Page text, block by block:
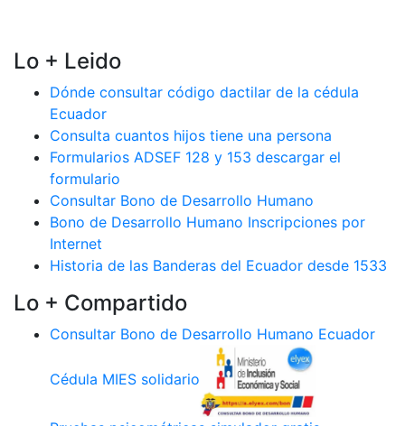
Lo + Leido
Dónde consultar código dactilar de la cédula
Ecuador
Consulta cuantos hijos tiene una persona
Formularios ADSEF 128 y 153 descargar el
formulario
Consultar Bono de Desarrollo Humano
Bono de Desarrollo Humano Inscripciones por
Internet
Historia de las Banderas del Ecuador desde 1533
Lo + Compartido
Consultar Bono de Desarrollo Humano Ecuador
Cédula MIES solidario